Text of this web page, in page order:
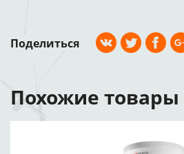
Поделиться
Похожие товары